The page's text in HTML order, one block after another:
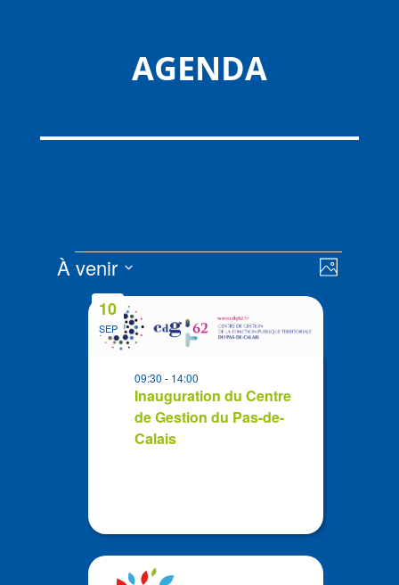
AGENDA
Évènements de
Photo
À venir
Sélectionnez
List
events
SEP
10
Inauguration du Centre
de Gestion du Pas-de-
Calais
09:30- 14:00